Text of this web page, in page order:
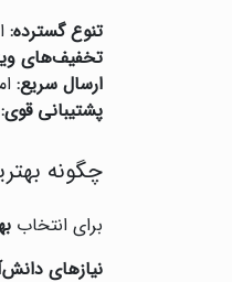
تنوع گسترده:
تخفیف‌های
ارسال سریع:
پشتیبانی قوی:
چگونه
برای انتخاب
نیازهای